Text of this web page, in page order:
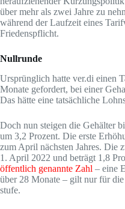
über mehr als zwei Jahre zu
während der Laufzeit eines
Friedenspflicht.
Nullrunde
Ursprünglich hatte ver.di einen
Monate gefordert, bei einer
Das hätte eine tatsächliche
Doch nun steigen die Gehälter
um 3,2 Prozent. Die erste
zum April nächsten Jahres. Die
1. April 2022 und beträgt 1,8
öffentlich genannte Zahl – eine
über 28 Monate – gilt nur für
stufe.